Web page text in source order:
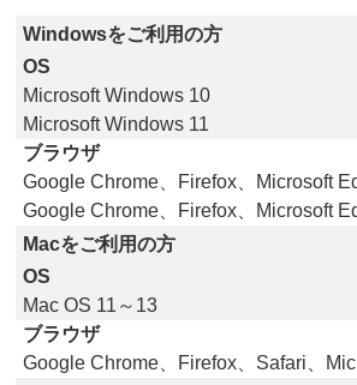
Windowsをご利用の方
OS
Microsoft Windows 10
Microsoft Windows 11
ブラウザ
Google Chrome、Firefox、Microsoft
Google Chrome、Firefox、Microsoft
Macをご利用の方
OS
Mac OS 11～13
ブラウザ
Google Chrome、Firefox、Safari、